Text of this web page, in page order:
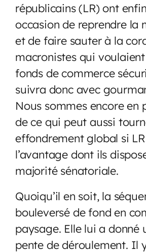
républicains (LR) ont
occasion de reprendre la
et de faire sauter à la
macronistes qui
fonds de commerce
suivra donc avec
Nous sommes encore en
de ce qui peut aussi
effondrement global si
l’avantage dont ils
majorité sénatoriale.
Quoiqu’il en soit, la
bouleversé de fond en
paysage. Elle lui a donné
pente de déroulement. Il